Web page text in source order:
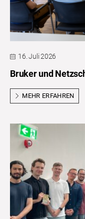
16. Juli 2026
Bruker und
MEHR ERFAHREN